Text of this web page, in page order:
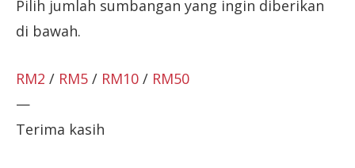
Pilih jumlah sumbangan yang ingin diberikan
di bawah.
RM2 / RM5 / RM10 / RM50
—
Terima kasih